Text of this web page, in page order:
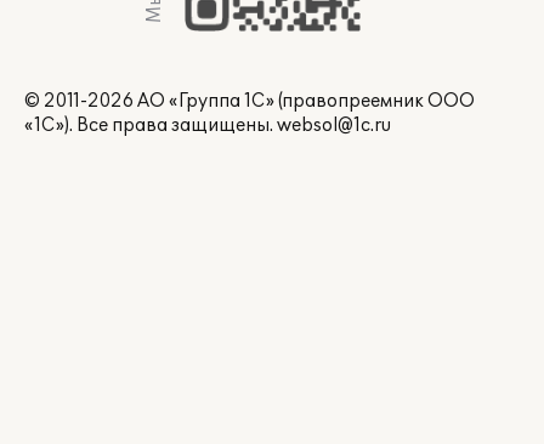
© 2011-2026 АО «Группа 1С» (правопреемник ООО
«1С»). Все права защищены. websol@1c.ru